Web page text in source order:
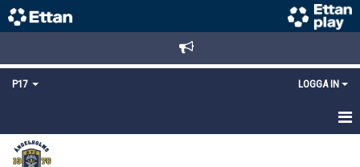
P17 LOGGA IN
HEM